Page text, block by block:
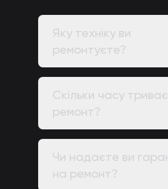
Яку техніку ви
ремонтуєте?
Скільки часу триває
ремонт?
Чи надаєте ви
на ремонт?